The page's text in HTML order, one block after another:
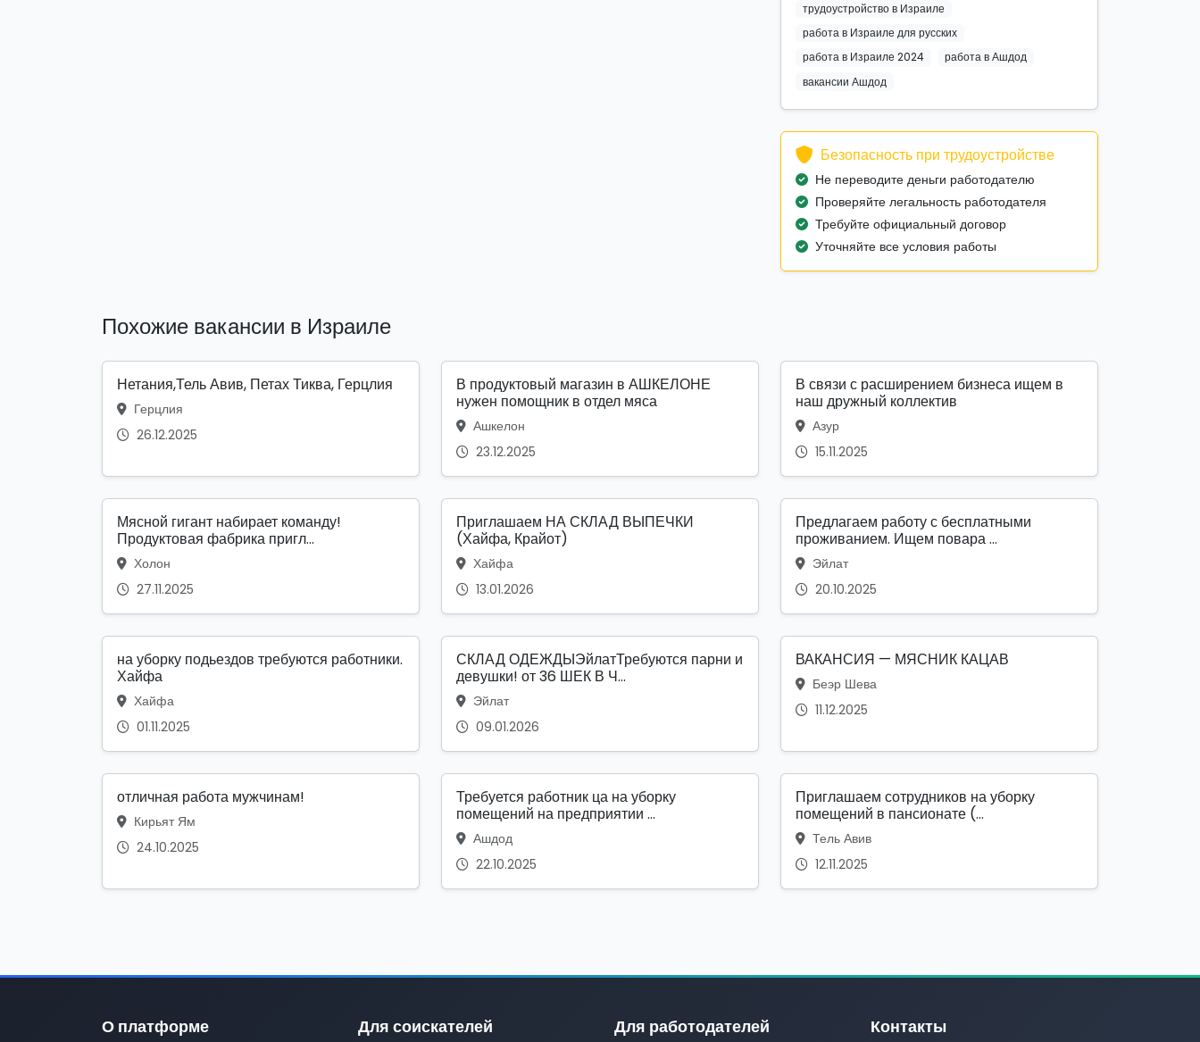
трудоустройство в Израиле
работа в Израиле для русских
работа в Израиле 2024
работа в Ашдод
вакансии Ашдод
Безопасность при трудоустройстве
Не переводите деньги работодателю
Проверяйте легальность работодателя
Требуйте официальный договор
Уточняйте все условия работы
Похожие вакансии в Израиле
Нетания,Тель Авив, Петах Тиква, Герцлия
Герцлия
26.12.2025
В продуктовый магазин в АШКЕЛОНЕ
нужен помощник в отдел мяса
Ашкелон
23.12.2025
В связи с расширением бизнеса ищем в
наш дружный коллектив
Азур
15.11.2025
Мясной гигант набирает команду!
Продуктовая фабрика пригл...
Холон
27.11.2025
Приглашаем НА СКЛАД ВЫПЕЧКИ
(Хайфа, Крайот)
Хайфа
13.01.2026
Предлагаем работу с бесплатными
проживанием. Ищем повара ...
Эйлат
20.10.2025
на уборку подьездов требуются работники.
Хайфа
Хайфа
01.11.2025
СКЛАД ОДЕЖДЫЭйлатТребуются парни и
девушки! от 36 ШЕК В Ч...
Эйлат
09.01.2026
ВАКАНСИЯ — МЯСНИК КАЦАВ
Беэр Шева
11.12.2025
отличная работа мужчинам!
Кирьят Ям
24.10.2025
Требуется работник ца на уборку
помещений на предприятии ...
Ашдод
22.10.2025
Приглашаем сотрудников на уборку
помещений в пансионате (...
Тель Авив
12.11.2025
О платформе Для соискателей Для работодателей Контакты